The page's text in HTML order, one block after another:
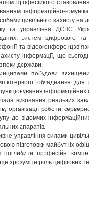
професійного
інформаційно-
цивільного захисту на
та управління ДСНС
систем цифрового та
та
інформації, що
держави.
побудови
обладнання
виконання реальних
організації роботи
до відомчих
апаратів.
управління силами
підготовки майбутніх
професійні
зрозуміти роль цифрових